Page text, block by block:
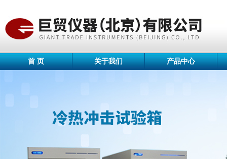
首 页 关于我们 产品中心